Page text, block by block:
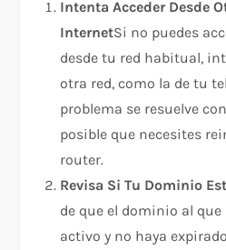
Intenta Acceder Desde
InternetSi no puedes
desde tu red habitual,
otra red, como la de tu
problema se resuelve
posible que necesites
router.
Revisa Si Tu Dominio
de que el dominio al
activo y no haya